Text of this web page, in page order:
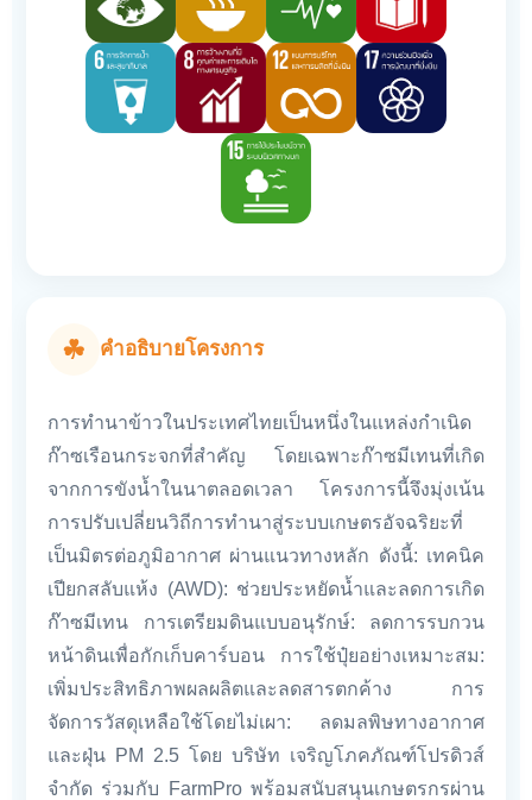
☘ คำอธิบายโครงการ
การทำนาข้าวในประเทศไทยเป็นหนึ่งในแหล่งกำเนิด
ก๊าซเรือนกระจกที่สำคัญ โดยเฉพาะก๊าซมีเทนที่เกิด
จากการขังน้ำในนาตลอดเวลา โครงการนี้จึงมุ่งเน้น
การปรับเปลี่ยนวิถีการทำนาสู่ระบบเกษตรอัจฉริยะที่
เป็นมิตรต่อภูมิอากาศ ผ่านแนวทางหลัก ดังนี้: เทคนิค
เปียกสลับแห้ง (AWD): ช่วยประหยัดน้ำและลดการเกิด
ก๊าซมีเทน การเตรียมดินแบบอนุรักษ์: ลดการรบกวน
หน้าดินเพื่อกักเก็บคาร์บอน การใช้ปุ๋ยอย่างเหมาะสม:
เพิ่มประสิทธิภาพผลผลิตและลดสารตกค้าง การ
จัดการวัสดุเหลือใช้โดยไม่เผา: ลดมลพิษทางอากาศ
และฝุ่น PM 2.5 โดย บริษัท เจริญโภคภัณฑ์โปรดิวส์
จำกัด ร่วมกับ FarmPro พร้อมสนับสนุนเกษตรกรผ่าน